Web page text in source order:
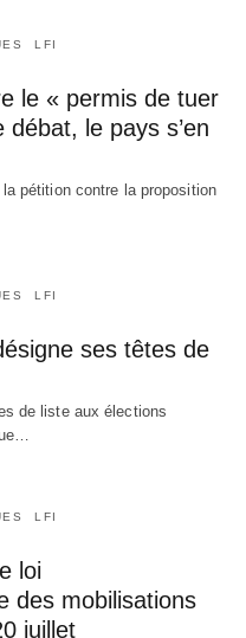
LFI
le « permis de tuer
le pays s’en
pétition contre la proposition
LFI
ses têtes de
de liste aux élections
LFI
loi
des mobilisations
juillet